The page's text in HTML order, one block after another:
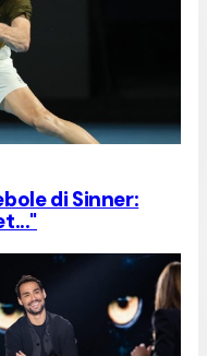
di Sinner: